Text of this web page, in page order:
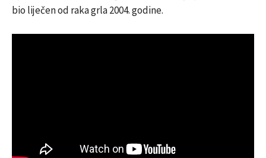
bio liječen od raka grla 2004. godine.